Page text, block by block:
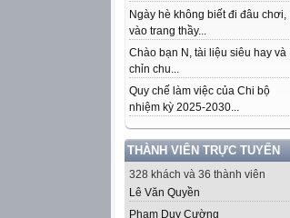
Ngày hè không biết đi đâu chơi,
vào trang thầy...
Chào bạn N, tài liệu siêu hay và
chỉn chu...
Quy chế làm việc của Chi bộ
nhiệm kỳ 2025-2030...
THÀNH VIÊN TRỰC TUYẾN
328 khách và 36 thành viên
Lê Văn Quyền
Phạm Duy Cường